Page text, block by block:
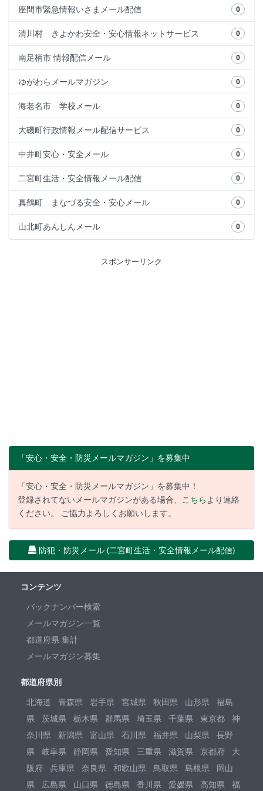
0
座間市緊急情報いさまメール配信
0
清川村 きよかわ安全・安心情報ネットサービス
0
南足柄市 情報配信メール
0
ゆがわらメールマガジン
0
海老名市 学校メール
0
大磯町行政情報メール配信サービス
0
中井町安心・安全メール
0
二宮町生活・安全情報メール配信
0
真鶴町 まなづる安全・安心メール
0
山北町あんしんメール
スポンサーリンク
「安心・安全・防災メールマガジン」を募集中
「安心・安全・防災メールマガジン」を募集中！
登録されてないメールマガジンがある場合、 こちらより連絡
ください。 ご協力よろしくお願いします。
防犯・防災メール (二宮町生活・安全情報メール配信)
コンテンツ
バックナンバー検索
メールマガジン一覧
都道府県 集計
メールマガジン募集
都道府県別
北海道
青森県 岩手県 宮城県 秋田県 山形県
福島
県
茨城県 栃木県 群馬県 埼玉県 千葉県 東京都
神
奈川県
新潟県 富山県 石川県 福井県 山梨県
長野
県
岐阜県 静岡県 愛知県 三重県 滋賀県 京都府
大
阪府
兵庫県 奈良県 和歌山県 鳥取県 島根県
岡山
県
広島県 山口県 徳島県 香川県 愛媛県 高知県 福